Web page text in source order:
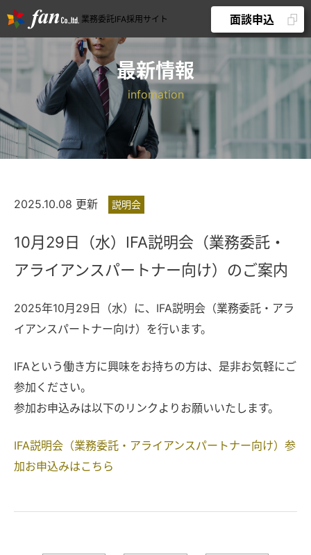
業務委託IFA採用サイト 面談申込
最新情報
2025.10.08 更新 説明会
10月29日（水）IFA説明会（業務委託・
アライアンスパートナー向け）のご案内
2025年10月29日（水）に、IFA説明会（業務委託・アラ
イアンスパートナー向け）を行います。
IFAという働き方に興味をお持ちの方は、是非お気軽にご
参加ください。
参加お申込みは以下のリンクよりお願いいたします。
IFA説明会（業務委託・アライアンスパートナー向け）参
加お申込みはこちら